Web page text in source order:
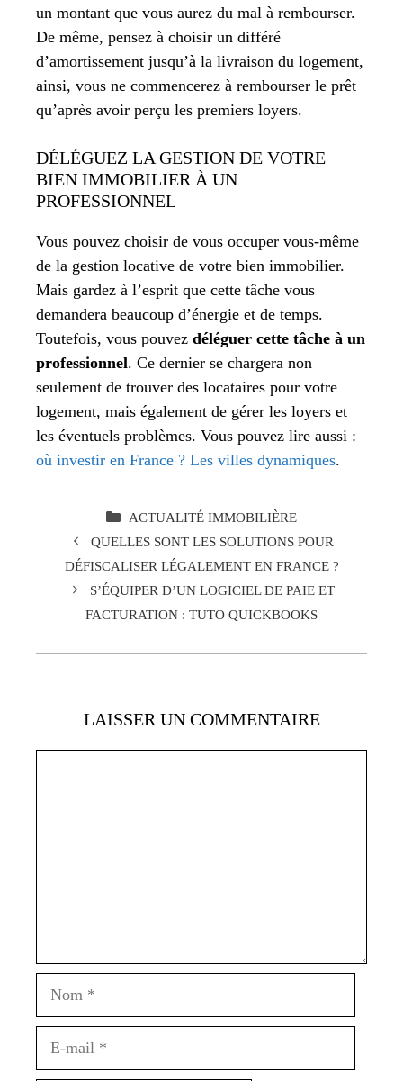
un montant que vous aurez du mal à rembourser.
De même, pensez à choisir un différé
d’amortissement jusqu’à la livraison du logement,
ainsi, vous ne commencerez à rembourser le prêt
qu’après avoir perçu les premiers loyers.
DÉLÉGUEZ LA GESTION DE VOTRE
BIEN IMMOBILIER À UN
PROFESSIONNEL
Vous pouvez choisir de vous occuper vous-même
de la gestion locative de votre bien immobilier.
Mais gardez à l’esprit que cette tâche vous
demandera beaucoup d’énergie et de temps.
Toutefois, vous pouvez déléguer cette tâche à un
professionnel. Ce dernier se chargera non
seulement de trouver des locataires pour votre
logement, mais également de gérer les loyers et
les éventuels problèmes. Vous pouvez lire aussi :
où investir en France ? Les villes dynamiques.
CATÉGORIES
ACTUALITÉ IMMOBILIÈRE
QUELLES SONT LES SOLUTIONS POUR
DÉFISCALISER LÉGALEMENT EN FRANCE ?
S’ÉQUIPER D’UN LOGICIEL DE PAIE ET
FACTURATION : TUTO QUICKBOOKS
LAISSER UN COMMENTAIRE